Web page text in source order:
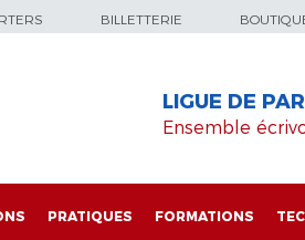
BILLETTERIE
LIGUE DE
Ensemble
PRATIQUES FORMATIONS